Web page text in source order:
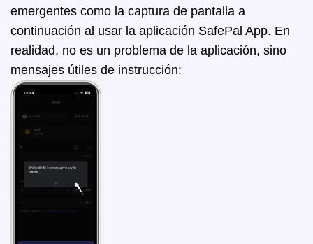
emergentes como la captura de pantalla a
continuación al usar la aplicación SafePal App. En
realidad, no es un problema de la aplicación, sino
mensajes útiles de instrucción: